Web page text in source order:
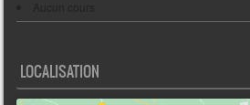
LOCALISATION